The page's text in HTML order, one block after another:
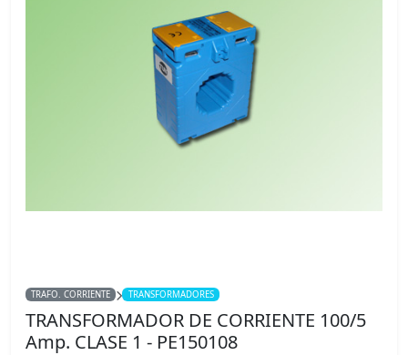
TRAFO. CORRIENTE TRANSFORMADORES
TRANSFORMADOR DE CORRIENTE 100/5
Amp. CLASE 1 - PE150108